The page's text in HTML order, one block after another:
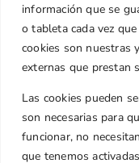
información que se
o tableta cada vez
cookies son nuestras
externas que prestan
Las cookies pueden
son necesarias para
funcionar, no
que tenemos
Centre de
Caballero, Nº